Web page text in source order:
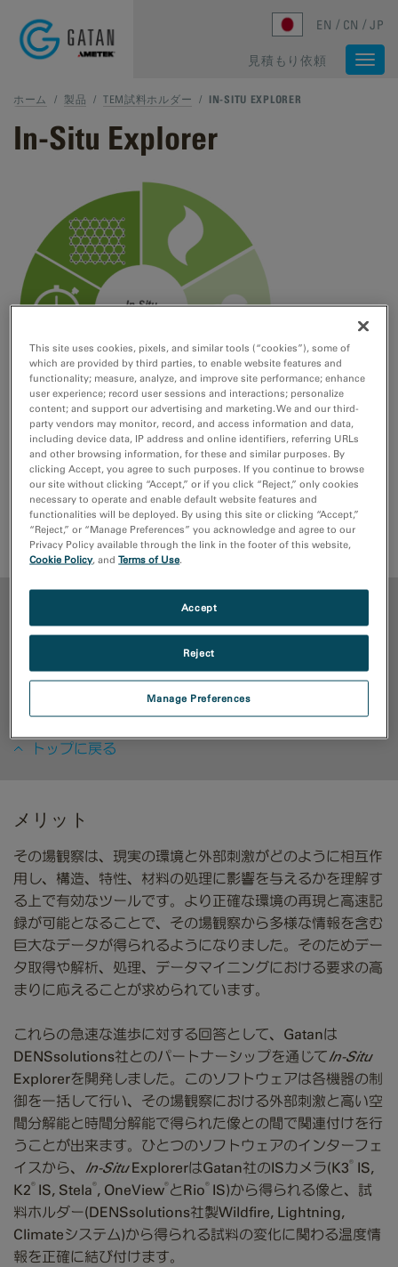
EN CN JP
見積もり依頼
ホーム / 製品 / TEM試料ホルダー / IN-SITU EXPLORER
In-Situ Explorer
DigitalMicrographソフトウェア内で、あらゆるその場観
察に関わる制御とデータの取り扱いを実現します。
見積もり依頼 サポートリクエスト
トップに戻る
メリット
その場観察は、現実の環境と外部刺激がどのように相互作
用し、構造、特性、材料の処理に影響を与えるかを理解す
る上で有効なツールです。より正確な環境の再現と高速記
録が可能となることで、その場観察から多様な情報を含む
巨大なデータが得られるようになりました。そのためデー
タ取得や解析、処理、データマイニングにおける要求の高
まりに応えることが求められています。
これらの急速な進歩に対する回答として、Gatanは
DENSsolutions社とのパートナーシップを通じてIn-Situ
Explorerを開発しました。このソフトウェアは各機器の制
御を一括して行い、その場観察における外部刺激と高い空
間分解能と時間分解能で得られた像との間で関連付けを行
うことが出来ます。ひとつのソフトウェアのインターフェ
イスから、 In-SituExplorerはGatan社のISカメラ(K3® IS,
K2® IS, Stela®, OneView®とRio® IS)から得られる像と、試
料ホルダー(DENSsolutions社製Wildfire, Lightning,
Climateシステム)から得られる試料の変化に関わる温度情
報を正確に結び付けます。
This site uses cookies, pixels, and similar tools (“cookies”), some of
which are provided by third parties, to enable website features and
functionality; measure, analyze, and improve site performance; enhance
user experience; record user sessions and interactions; personalize
content; and support our advertising and marketing. We and our third-
party vendors may monitor, record, and access information and data,
including device data, IP address and online identifiers, referring URLs
and other browsing information, for these and similar purposes. By
clicking Accept, you agree to such purposes. If you continue to browse
our site without clicking “Accept,” or if you click “Reject,” only cookies
necessary to operate and enable default website features and
functionalities will be deployed. By using this site or clicking “Accept,”
“Reject,” or “Manage Preferences” you acknowledge and agree to our
Privacy Policy available through the link in the footer of this website,
Cookie Policy, andTerms of Use.
Manage Preferences
Reject
Accept